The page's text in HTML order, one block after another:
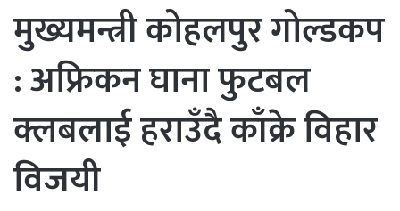
मुख्यमन्त्री कोहलपुर गोल्डकप
: अफ्रिकन घाना फुटबल
क्लबलाई हराउँदै काँक्रे विहार
विजयी